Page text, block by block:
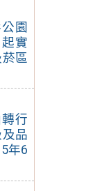
園
實
區
行
品
年6